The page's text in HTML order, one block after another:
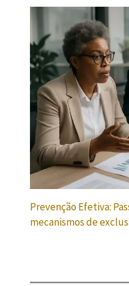
Prevenção Efetiva:
mecanismos de